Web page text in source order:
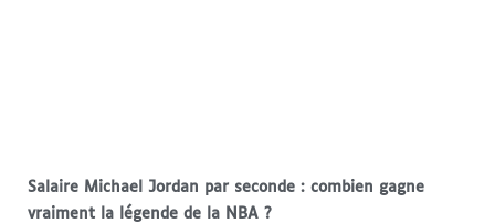
Salaire Michael Jordan par seconde : combien gagne
vraiment la légende de la NBA ?